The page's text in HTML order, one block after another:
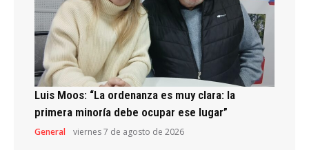
Luis Moos: “La ordenanza es muy clara: la
primera minoría debe ocupar ese lugar”
General viernes 7 de agosto de 2026